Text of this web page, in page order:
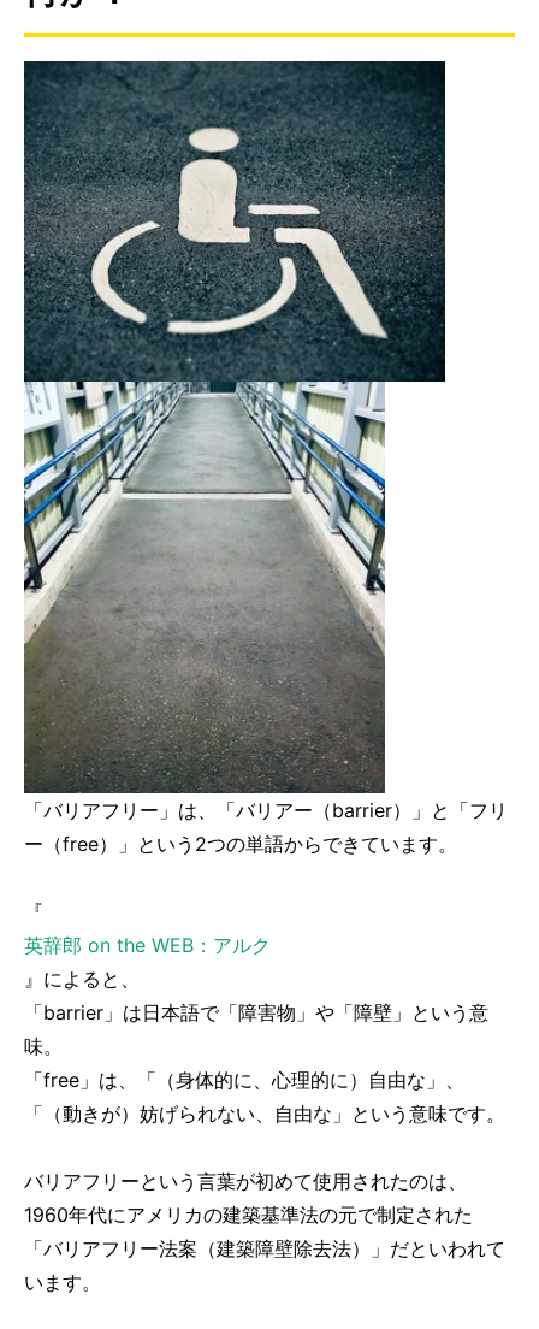
「バリアフリー」は、「バリアー（barrier）」と「フリ
ー（free）」という2つの単語からできています。
『
英辞郎 on the WEB：アルク
』によると、
「barrier」は日本語で「障害物」や「障壁」という意
味。
「free」は、「（身体的に、心理的に）自由な」、
「（動きが）妨げられない、自由な」という意味です。
バリアフリーという言葉が初めて使用されたのは、
1960年代にアメリカの建築基準法の元で制定された
「バリアフリー法案（建築障壁除去法）」だといわれて
います。